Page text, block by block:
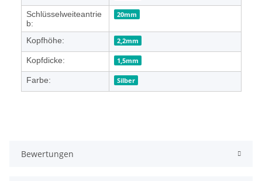
Schlüsselweiteantrie
b:
20mm
Kopfhöhe: 2,2mm
Kopfdicke: 1,5mm
Farbe: Silber
Bewertungen